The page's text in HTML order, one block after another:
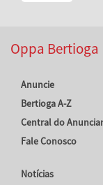
Oppa Bertioga
Anuncie
Bertioga A-Z
Central do
Fale Conosco
Notícias